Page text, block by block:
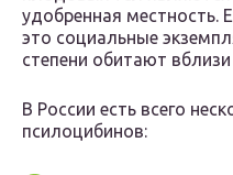
удобренная местность.
это социальные
степени обитают
В России есть всего
псилоцибинов: